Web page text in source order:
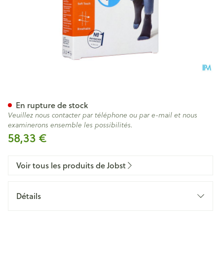
58,33 €
En rupture de stock
Veuillez nous contacter par téléphone ou par e-mail et nous
examinerons ensemble les possibilités.
Voir tous les produits de Jobst
Détails